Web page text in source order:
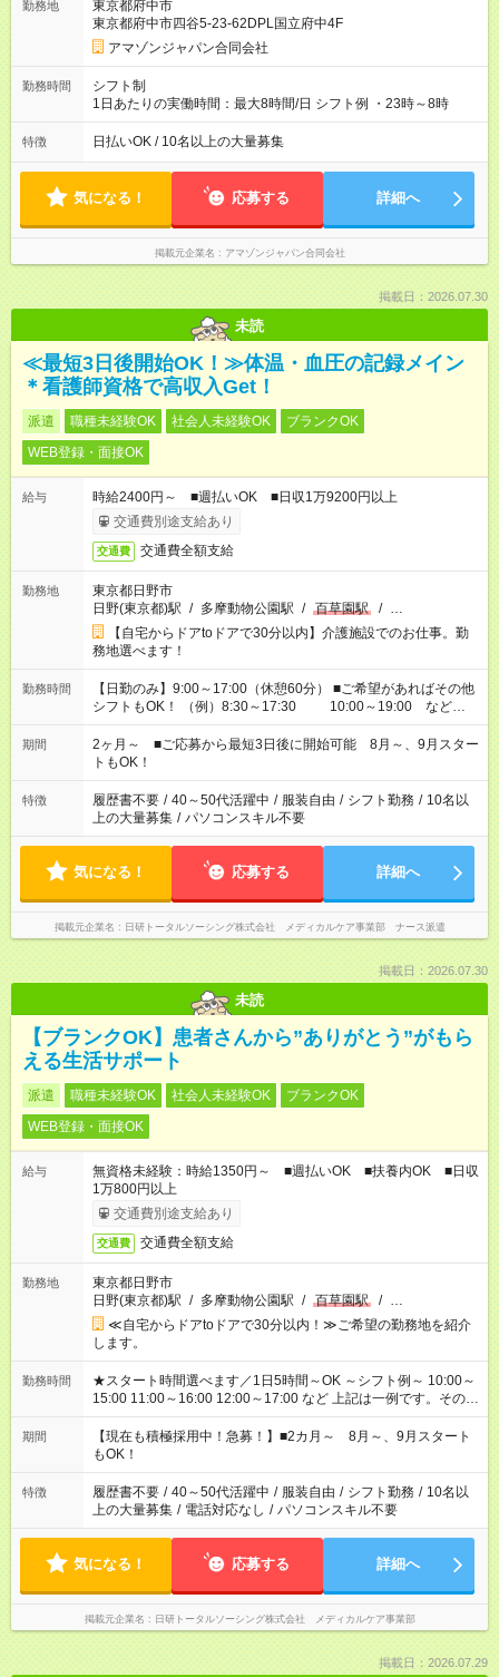
り 試用期間の長さ：1週間 雇用形態、給与は本採用時と同じで
す。
勤務地
東京都府中市
東京都府中市四谷5-23-62DPL国立府中4F
アマゾンジャパン合同会社
勤務時間
シフト制
1日あたりの実働時間：最大8時間/日 シフト例 ・23時～8時
特徴 日払いOK / 10名以上の大量募集
気になる！ 応募する 詳細へ
掲載元企業名 アマゾンジャパン合同会社
掲載日：2026.07.30
未読
≪最短3日後開始OK！≫体温・血圧の記録メイン
＊看護師資格で高収入Get！
派遣 職種未経験OK 社会人未経験OK
ブランクOK
WEB登録・面接OK
給与
時給2400円～ ■週払いOK ■日収1万9200円以上
交通費別途支給あり
交通費 交通費全額支給
勤務地
東京都日野市
日野(東京都)駅 / 多摩動物公園駅 / 百草園駅 / …
【自宅からドアtoドアで30分以内】介護施設でのお仕事。勤
務地選べます！
勤務時間
【日勤のみ】9:00～17:00（休憩60分） ■ご希望があればその他
シフトもOK！ （例）8:30～17:30 10:00～19:00 など
「家族とお休みを合わせたい」 「できれば残業はしたくない」
など、あなたのご希望に沿ったお仕事をご紹介します！ ※Wワ
ーク希望の方へ 今ご覧のお仕事で希望する勤務時間と、もう1つ
のお仕事の勤務時間。 合計で週40時間を超える場合は応募でき
ません
期間
2ヶ月～ ■ご応募から最短3日後に開始可能 8月～、9月スター
トもOK！
特徴 履歴書不要 / 40～50代活躍中 / 服装自由 / シフト勤務 / 10名以
上の大量募集 / パソコンスキル不要
気になる！ 応募する 詳細へ
掲載元企業名 日研トータルソーシング株式会社 メディカルケア事業部 ナース派遣
掲載日：2026.07.30
未読
【ブランクOK】患者さんから”ありがとう”がもら
える生活サポート
派遣 職種未経験OK 社会人未経験OK
ブランクOK
WEB登録・面接OK
給与
無資格未経験：時給1350円～ ■週払いOK ■扶養内OK ■日収
1万800円以上
交通費別途支給あり
交通費 交通費全額支給
勤務地
東京都日野市
日野(東京都)駅 / 多摩動物公園駅 / 百草園駅 / …
≪自宅からドアtoドアで30分以内！≫ご希望の勤務地を紹介
します。
勤務時間
★スタート時間選べます／1日5時間～OK ～シフト例～ 10:00～
15:00 11:00～16:00 12:00～17:00 など 上記は一例です。その他
シフトもご相談ください。 ※Wワークの場合当社と合わせて法
定労働時間が週40時間を超えなければOKです。
期間
【現在も積極採用中！急募！】■2カ月～ 8月～、9月スタート
もOK！
特徴 履歴書不要 / 40～50代活躍中 / 服装自由 / シフト勤務 / 10名以
上の大量募集 / 電話対応なし / パソコンスキル不要
気になる！ 応募する 詳細へ
掲載元企業名 日研トータルソーシング株式会社 メディカルケア事業部
掲載日：2026.07.29